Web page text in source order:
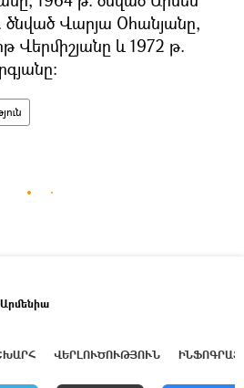
ծնված Վարյա Օհանյանը,
Վերմիշյանը և 1972 թ.
Արմենիա
ՎԵՐԼՈՒԾՈՒԹՅՈՒՆ